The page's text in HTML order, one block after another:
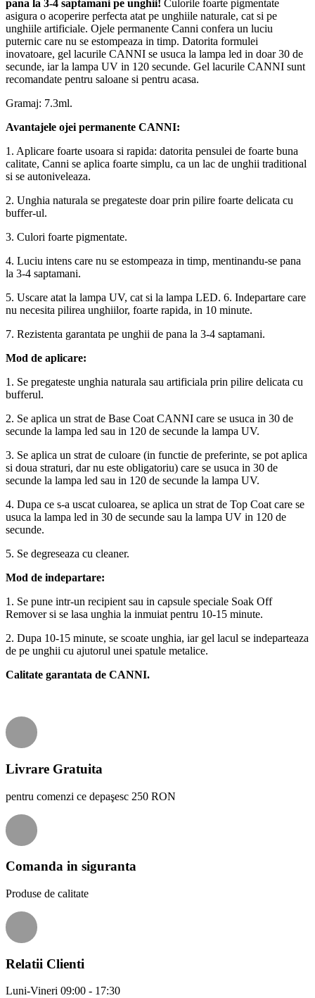
pana la 3-4 saptamani pe unghii! Culorile foarte pigmentate
asigura o acoperire perfecta atat pe unghiile naturale, cat si pe
unghiile artificiale. Ojele permanente Canni confera un luciu
puternic care nu se estompeaza in timp. Datorita formulei
inovatoare, gel lacurile CANNI se usuca la lampa led in doar 30 de
secunde, iar la lampa UV in 120 secunde. Gel lacurile CANNI sunt
recomandate pentru saloane si pentru acasa.
Gramaj: 7.3ml.
Avantajele ojei permanente CANNI:
1. Aplicare foarte usoara si rapida: datorita pensulei de foarte buna
calitate, Canni se aplica foarte simplu, ca un lac de unghii traditional
si se autoniveleaza.
2. Unghia naturala se pregateste doar prin pilire foarte delicata cu
buffer-ul.
3. Culori foarte pigmentate.
4. Luciu intens care nu se estompeaza in timp, mentinandu-se pana
la 3-4 saptamani.
5. Uscare atat la lampa UV, cat si la lampa LED. 6. Indepartare care
nu necesita pilirea unghiilor, foarte rapida, in 10 minute.
7. Rezistenta garantata pe unghii de pana la 3-4 saptamani.
Mod de aplicare:
1. Se pregateste unghia naturala sau artificiala prin pilire delicata cu
bufferul.
2. Se aplica un strat de Base Coat CANNI care se usuca in 30 de
secunde la lampa led sau in 120 de secunde la lampa UV.
3. Se aplica un strat de culoare (in functie de preferinte, se pot aplica
si doua straturi, dar nu este obligatoriu) care se usuca in 30 de
secunde la lampa led sau in 120 de secunde la lampa UV.
4. Dupa ce s-a uscat culoarea, se aplica un strat de Top Coat care se
usuca la lampa led in 30 de secunde sau la lampa UV in 120 de
secunde.
5. Se degreseaza cu cleaner.
Mod de indepartare:
1. Se pune intr-un recipient sau in capsule speciale Soak Off
Remover si se lasa unghia la inmuiat pentru 10-15 minute.
2. Dupa 10-15 minute, se scoate unghia, iar gel lacul se indeparteaza
de pe unghii cu ajutorul unei spatule metalice.
Calitate garantata de CANNI.
Livrare Gratuita
pentru comenzi ce depaşesc 250 RON
Comanda in siguranta
Produse de calitate
Relatii Clienti
Luni-Vineri 09:00 - 17:30